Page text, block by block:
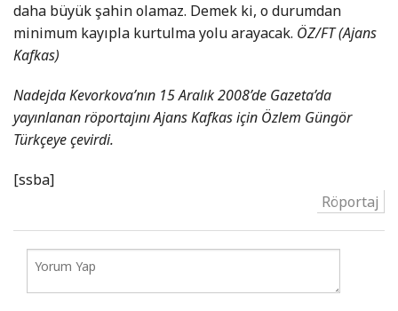
daha büyük şahin olamaz. Demek ki, o durumdan
minimum kayıpla kurtulma yolu arayacak. ÖZ/FT (Ajans
Kafkas)
Nadejda Kevorkova’nın 15 Aralık 2008’de Gazeta’da
yayınlanan röportajını Ajans Kafkas için Özlem Güngör
Türkçeye çevirdi.
[ssba]
Röportaj